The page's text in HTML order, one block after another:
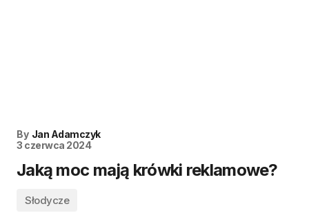
By Jan Adamczyk
3 czerwca 2024
Jaką moc mają krówki reklamowe?
Słodycze